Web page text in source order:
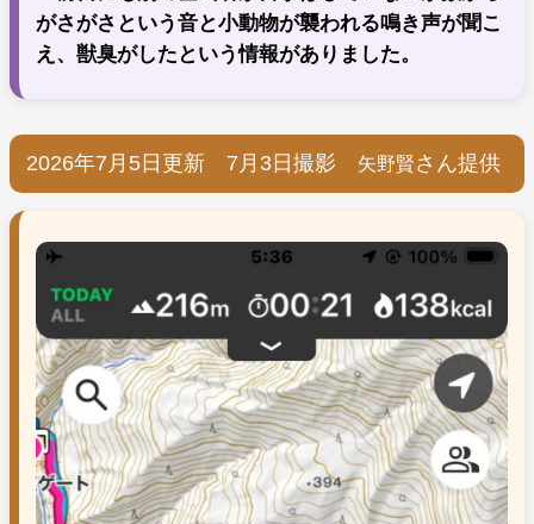
がさがさという音と小動物が襲われる鳴き声が聞こ
え、獣臭がしたという情報がありました。
2026年7月5日更新 7月3日撮影 矢野賢さん提供